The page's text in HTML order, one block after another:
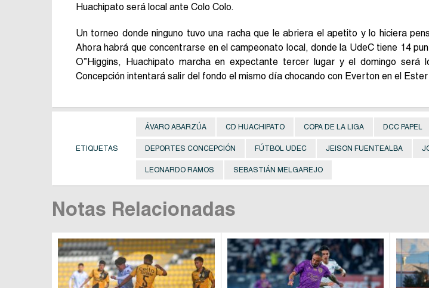
Huachipato será local ante Colo Colo.
Un torneo donde ninguno tuvo una racha que le abriera el apetito y lo hiciera
Ahora habrá que concentrarse en el campeonato local, donde la UdeC tiene 14
O”Higgins, Huachipato marcha en expectante tercer lugar y el domingo será
Concepción intentará salir del fondo el mismo día chocando con Everton en el
ETIQUETAS
ÁVARO ABARZÚA CD HUACHIPATO COPA DE LA LIGA DCC PAPEL
DEPORTES CONCEPCIÓN FÚTBOL UDEC JEISON FUENTEALBA
LEONARDO RAMOS SEBASTIÁN MELGAREJO
Notas Relacionadas